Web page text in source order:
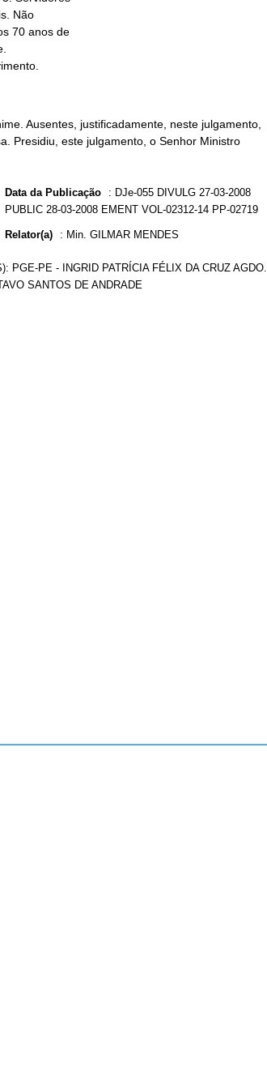
Ausentes, justificadamente, neste julgamento,
Presidiu, este julgamento, o Senhor Ministro
Data da Publicação : DJe-055 DIVULG 27-03-2008
PUBLIC 28-03-2008 EMENT VOL-02312-14 PP-02719
Relator(a) : Min. GILMAR MENDES
PGE-PE - INGRID PATRÍCIA FÉLIX DA CRUZ AGDO.
SANTOS DE ANDRADE